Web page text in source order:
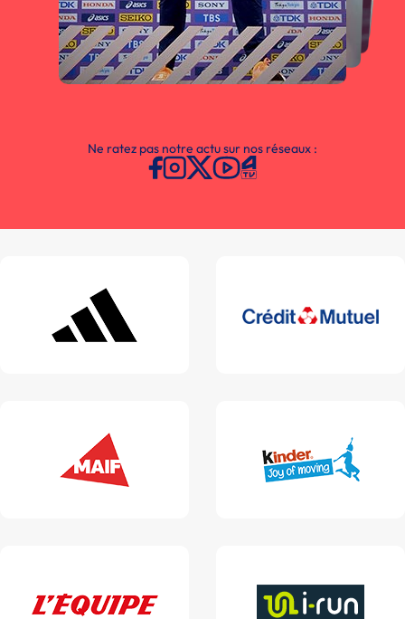
Ne ratez pas notre actu sur nos réseaux :